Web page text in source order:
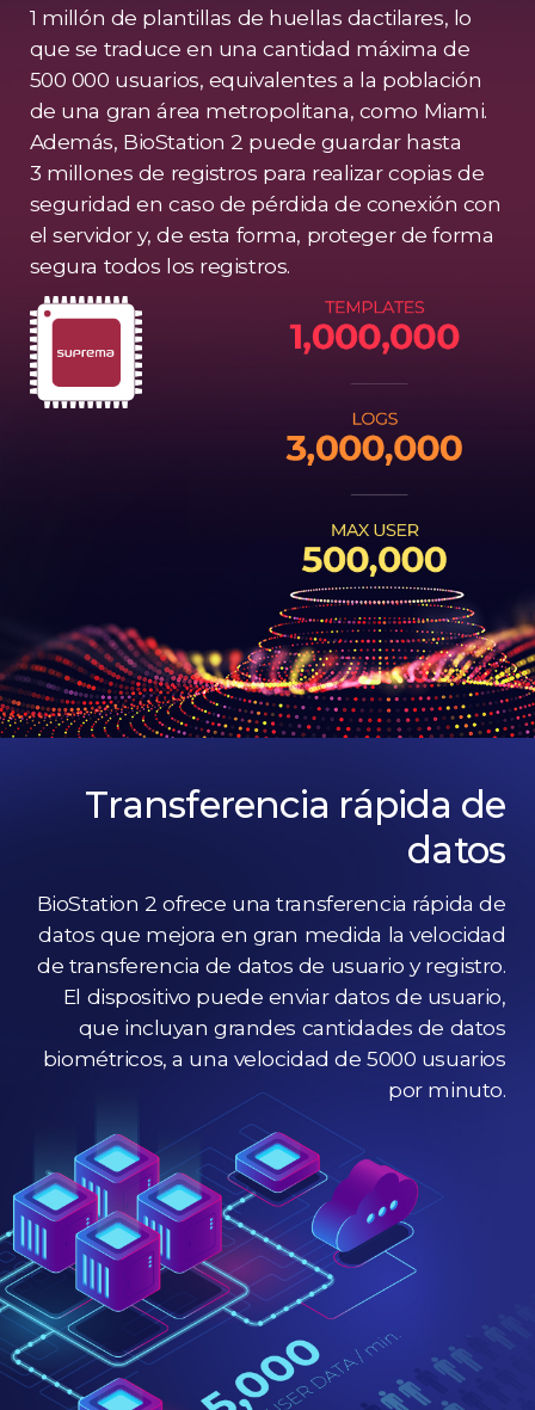
1 millón de plantillas de huellas dactilares, lo
que se traduce en una cantidad máxima de
500 000 usuarios, equivalentes a la población
de una gran área metropolitana, como Miami.
Además, BioStation 2 puede guardar hasta
3 millones de registros para realizar copias de
seguridad en caso de pérdida de conexión con
el servidor y, de esta forma, proteger de forma
segura todos los registros.
Transferencia rápida de
datos
BioStation 2 ofrece una transferencia rápida de
datos que mejora en gran medida la velocidad
de transferencia de datos de usuario y registro.
El dispositivo puede enviar datos de usuario,
que incluyan grandes cantidades de datos
biométricos, a una velocidad de 5000 usuarios
por minuto.